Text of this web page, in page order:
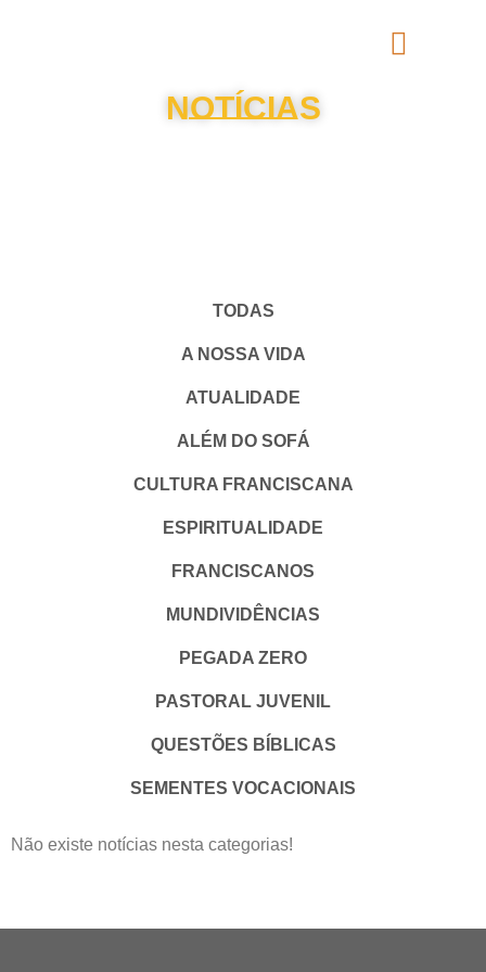
NOTÍCIAS
TODAS
A NOSSA VIDA
ATUALIDADE
ALÉM DO SOFÁ
CULTURA FRANCISCANA
ESPIRITUALIDADE
FRANCISCANOS
MUNDIVIDÊNCIAS
PEGADA ZERO
PASTORAL JUVENIL
QUESTÕES BÍBLICAS
SEMENTES VOCACIONAIS
Não existe notícias nesta categorias!